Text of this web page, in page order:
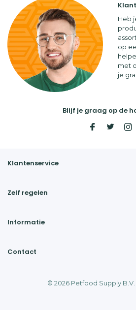
Heb
op
met
je
Blijf je graag op de
Klantenservice
Zelf regelen
Informatie
Contact
© 2026 Petfood Supply B.V.